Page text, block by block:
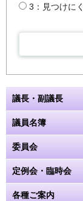
3：見つけに
議長・副議長
議員名簿
委員会
定例会・臨時会
各種ご案内